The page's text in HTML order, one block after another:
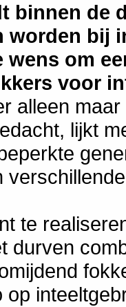
binnen de
worden bij
wens om
voor
alleen
lijkt
te
durven
op